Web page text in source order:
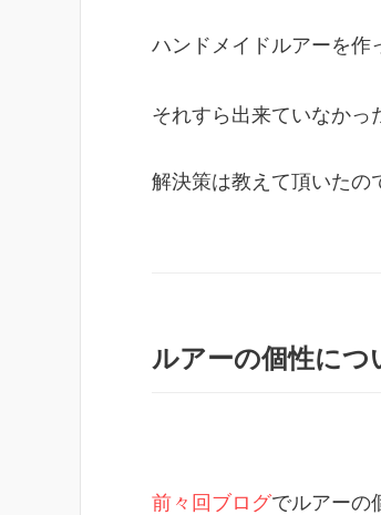
ハンドメイドルアーを作
それすら出来ていなかっ
解決策は教えて頂いたの
ルアーの個性につ
前々回ブログでルアーの